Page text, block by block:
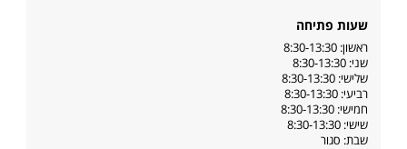
שעות פתיחה
ראשון: 8:30-13:30
שני: 8:30-13:30
שלישי: 8:30-13:30
רביעי: 8:30-13:30
חמישי: 8:30-13:30
שישי: 8:30-13:30
שבת: סגור